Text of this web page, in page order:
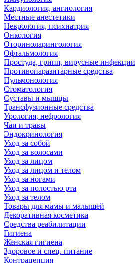
Кардиология, ангиология
Местные анестетики
Неврология, психиатрия
Онкология
Оториноларингология
Офтальмология
Простуда, грипп, вирусные инфекции
Противопаразитарные средства
Пульмонология
Стоматология
Суставы и мышцы
Трансфузионные средства
Урология, нефрология
Чаи и травы
Эндокринология
Уход за собой
Уход за волосами
Уход за лицом
Уход за лицом и телом
Уход за ногами
Уход за полостью рта
Уход за телом
Товары для мамы и малышей
Декоративная косметика
Средства реабилитации
Гигиена
Женская гигиена
Здоровое и спец. питание
Контрацепция